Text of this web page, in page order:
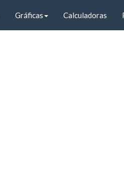
Gráficas Calculadoras